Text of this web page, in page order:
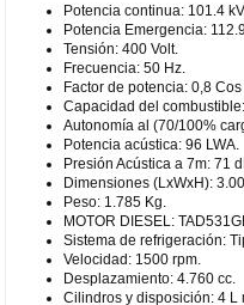
Potencia continua: 101.4
Potencia Emergencia:
Tensión: 400 Volt.
Frecuencia: 50 Hz.
Factor de potencia: 0,8 Cos
Capacidad del
Autonomía al (70/100%
Potencia acústica: 96 LWA.
Presión Acústica a 7m: 71
Dimensiones (LxWxH):
Peso: 1.785 Kg.
MOTOR DIESEL:
Sistema de refrigeración:
Velocidad: 1500 rpm.
Desplazamiento: 4.760 cc.
Cilindros y disposición: 4 L